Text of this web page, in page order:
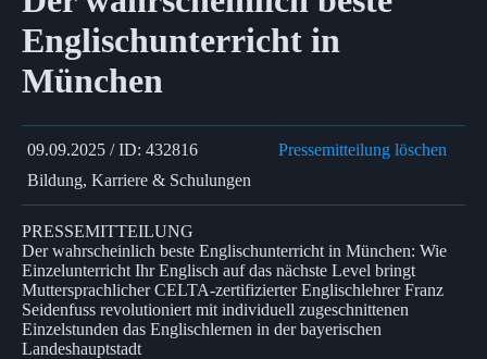
Englischunterricht in
München
09.09.2025 / ID: 432816
Pressemitteilung löschen
Bildung, Karriere & Schulungen
PRESSEMITTEILUNG
Der wahrscheinlich beste Englischunterricht in München: Wie
Einzelunterricht Ihr Englisch auf das nächste Level bringt
Muttersprachlicher CELTA-zertifizierter Englischlehrer Franz
Seidenfuss revolutioniert mit individuell zugeschnittenen
Einzelstunden das Englischlernen in der bayerischen
Landeshauptstadt